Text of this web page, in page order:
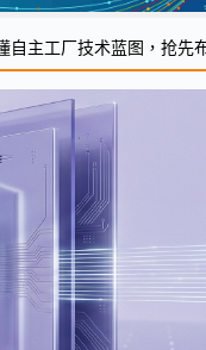
自主工厂技术蓝图，抢先